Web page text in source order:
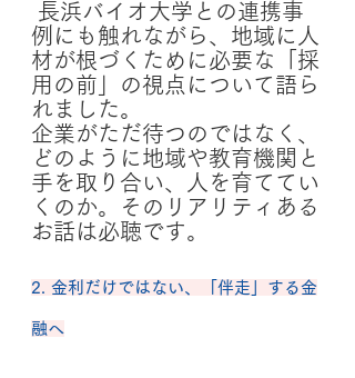
例にも触れながら、地域に人
材が根づくために必要な「採
用の前」の視点について語ら
れました。
企業がただ待つのではなく、
どのように地域や教育機関と
手を取り合い、人を育ててい
くのか。そのリアリティある
お話は必聴です。
2. 金利だけではない、「伴走」する金
融へ